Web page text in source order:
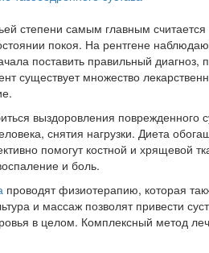
степени самым главным
покоя. На рентгене
поставить правильный диагноз,
существует множество
выздоровления поврежденного
снятия нагрузки. Диета
помогут костной и хрящевой
и боль.
проводят физиотерапию, которая
и массаж позволят привести
в целом. Комплексный метод